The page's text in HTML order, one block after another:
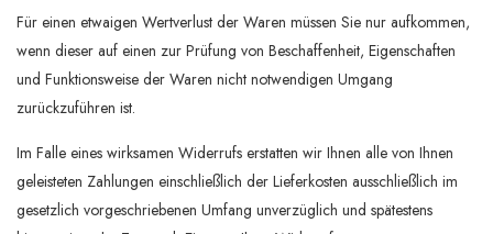
Für einen etwaigen Wertverlust der Waren müssen Sie nur aufkommen,
wenn dieser auf einen zur Prüfung von Beschaffenheit, Eigenschaften
und Funktionsweise der Waren nicht notwendigen Umgang
zurückzuführen ist.
Im Falle eines wirksamen Widerrufs erstatten wir Ihnen alle von Ihnen
geleisteten Zahlungen einschließlich der Lieferkosten ausschließlich im
gesetzlich vorgeschriebenen Umfang unverzüglich und spätestens